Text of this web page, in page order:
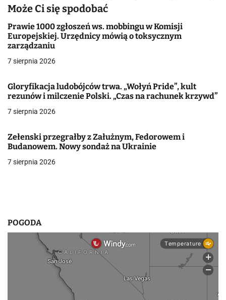
a
c
j
a
w
p
s
u
Może Ci się spodobać
Prawie 1000 zgłoszeń ws. mobbingu w Komisji
Europejskiej. Urzędnicy mówią o toksycznym
zarządzaniu
7 sierpnia 2026
Gloryfikacja ludobójców trwa. „Wołyń Pride”, kult
rezunów i milczenie Polski. „Czas na rachunek krzywd”
7 sierpnia 2026
Zełenski przegrałby z Załużnym, Fedorowem i
Budanowem. Nowy sondaż na Ukrainie
7 sierpnia 2026
POGODA